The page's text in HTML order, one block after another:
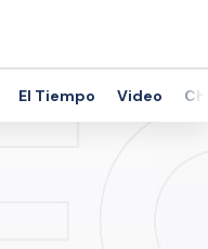
El Tiempo Video